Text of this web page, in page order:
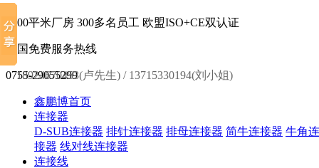
6000平米厂房 300多名员工 欧盟ISO+CE双认证
全国免费服务热线
0755-29055299
18924670453(卢先生) / 13715330194(刘小姐)
鑫鹏博首页
连接器
D-SUB连接器 排针连接器 排母连接器 简牛连接器 牛角
接器 线对线连接器
连接线